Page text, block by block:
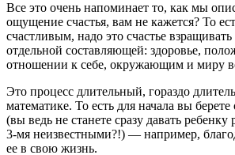
Все это очень напоминает то, как мы
ощущение счастья, вам не кажется? То
счастливым, надо это счастье
отдельной составляющей: здоровье,
отношении к себе, окружающим и миру
Это процесс длительный, гораздо
математике. То есть для начала вы
(вы ведь не станете сразу давать
3-мя неизвестными?!) — например,
ее в свою жизнь.